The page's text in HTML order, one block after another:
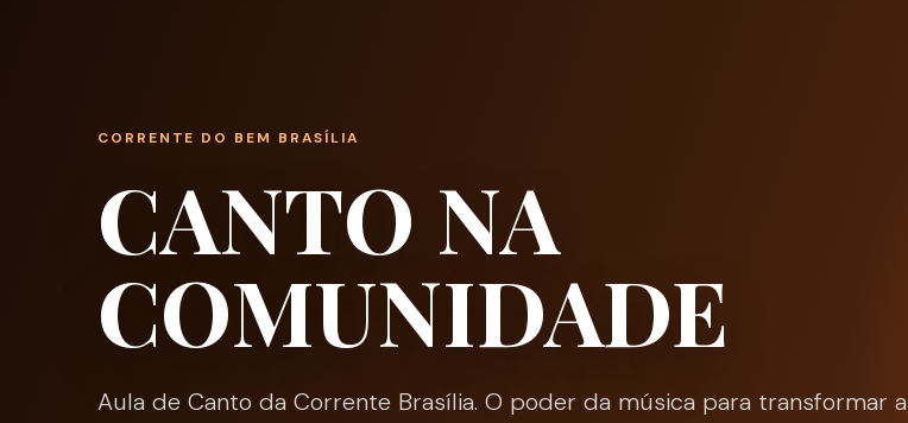
CORRENTE DO BEM BRASÍLIA
CANTO NA
COMUNIDADE
Aula de Canto da Corrente Brasília. O poder da música para transformar a